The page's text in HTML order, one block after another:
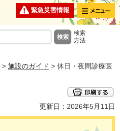
緊急災害情報 メニュー
検索
方法
> 施設のガイド > 休日・夜間診療医
更新日：2026年5月11日